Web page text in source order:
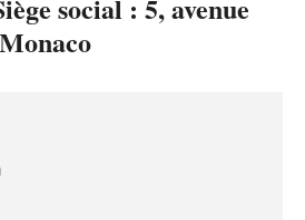
social : 5, avenue